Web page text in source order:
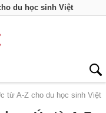
du học sinh Việt
từ A-Z cho du học sinh Việt